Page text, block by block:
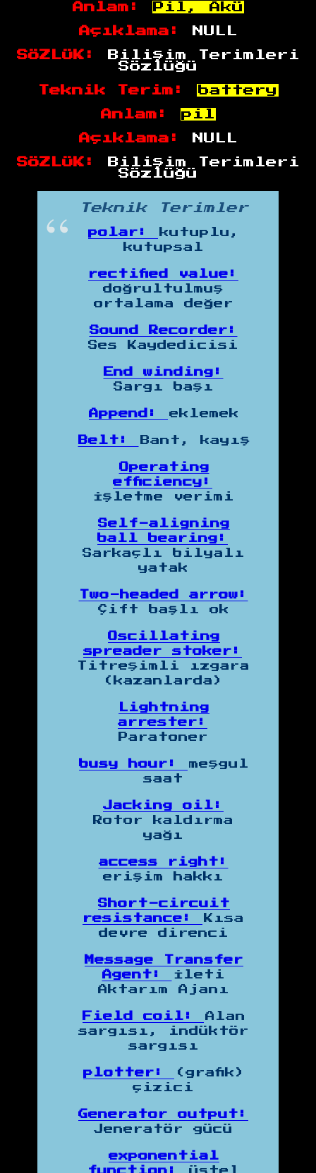
Anlam: Pil, Akü
Açıklama: NULL
SÖZLÜK:
Bilişim Terimleri
Sözlüğü
Teknik Terim: battery
Anlam: pil
Açıklama: NULL
SÖZLÜK:
Bilişim Terimleri
Sözlüğü
Teknik Terimler
polar:
kutuplu,
kutupsal
rectified value:
doğrultulmuş
ortalama değer
Sound Recorder:
Ses Kaydedicisi
End winding:
Sargı başı
Append: eklemek
Belt: Bant, kayış
Operating
efficiency:
İşletme verimi
Self-aligning
ball bearing:
Sarkaçlı bilyalı
yatak
Two-headed arrow:
Çift başlı ok
Oscillating
spreader stoker:
Titreşimli ızgara
(kazanlarda)
Lightning
arrester:
Paratoner
busy hour:
meşgul
saat
Jacking oil:
Rotor kaldırma
yağı
access right:
erişim hakkı
Short-circuit
resistance:
Kısa
devre direnci
Message Transfer
Agent:
İleti
Aktarım Ajanı
Field coil:
Alan
sargısı, indüktör
sargısı
plotter:
(grafik)
çizici
Generator output:
Jeneratör gücü
exponential
function:
üstel